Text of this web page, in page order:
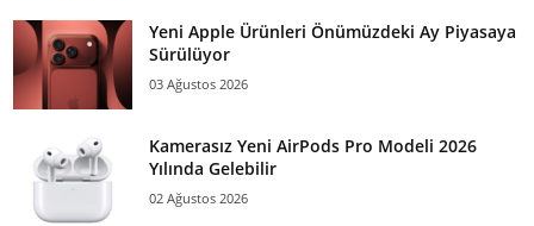
Yeni Apple Ürünleri Önümüzdeki Ay Piyasaya
Sürülüyor
03 Ağustos 2026
Kamerasız Yeni AirPods Pro Modeli 2026
Yılında Gelebilir
02 Ağustos 2026